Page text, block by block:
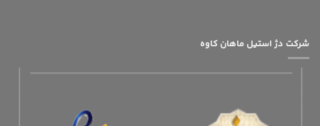
شرکت دژ استیل ماهان کاوه